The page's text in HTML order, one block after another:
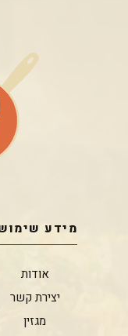
מידע
אודות
יצירת קשר
מגזין